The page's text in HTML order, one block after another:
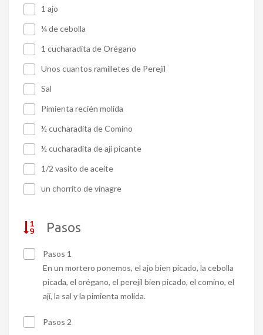
1 ajo
¼ de cebolla
1 cucharadita de Orégano
Unos cuantos ramilletes de Perejil
Sal
Pimienta recién molida
½ cucharadita de Comino
½ cucharadita de ají picante
1/2 vasito de aceite
un chorrito de vinagre
Pasos
Pasos 1
En un mortero ponemos, el ajo bien picado, la cebolla
picada, el orégano, el perejil bien picado, el comino, el
ají, la sal y la pimienta molida.
Pasos 2